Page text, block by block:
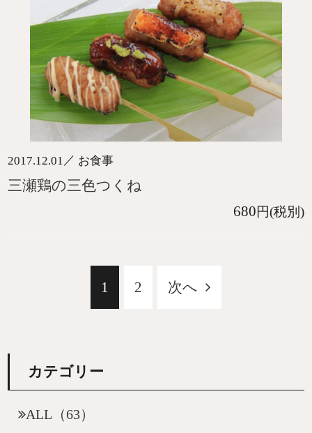
2017.12.01 ／ お食事
三瀬鶏の三色つくね
680円(税別)
1 2 次へ
カテゴリー
ALL（63）